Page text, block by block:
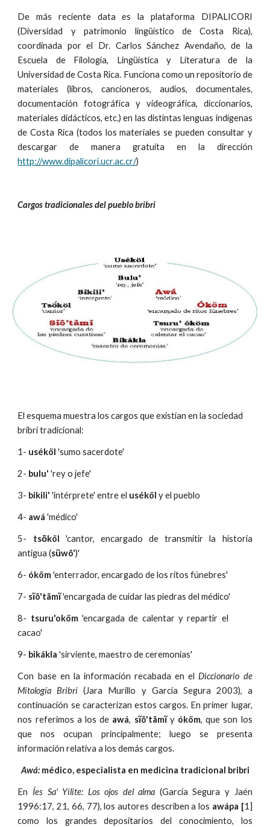
De más reciente data es la plataforma DIPALICORI
(Diversidad y patrimonio lingüístico de Costa Rica),
coordinada por el Dr. Carlos Sánchez Avendaño, de la
Escuela de Filología, Lingüística y Literatura de la
Universidad de Costa Rica. Funciona como un repositorio de
materiales (libros, cancioneros, audios, documentales,
documentación fotográfica y videográfica, diccionarios,
materiales didácticos, etc.) en las distintas lenguas indígenas
de Costa Rica (todos los materiales se pueden consultar y
descargar de manera gratuita en la dirección
http://www.dipalicori.ucr.ac.cr/)
Cargos tradicionales del pueblo bribri
El esquema muestra los cargos que existían en la sociedad
bribri tradicional:
1- uséköl 'sumo sacerdote'
2- bulu' 'rey o jefe'
3- bikili' 'intérprete' entre el uséköl y el pueblo
4- awá 'médico'
5- tsö́köl 'cantor, encargado de transmitir la historia
antigua (sũwõ')'
6- óköm'enterrador, encargado de los ritos fúnebres'
7- sĩõ'tãmĩ'encargada de cuidar las piedras del médico'
8- tsuru'oköm'encargada de calentar y repartir el
cacao'
9- bikákla 'sirviente, maestro de ceremonias'
Con base en la información recabada en elDiccionario de
Mitología Bribri (Jara Murillo y García Segura 2003), a
continuación se caracterizan estos cargos. En primer lugar,
nos referimos a los de awá, sĩõ'tãmĩy óköm, que son los
que nos ocupan principalmente; luego se presenta
información relativa a los demás cargos.
Awá: médico, especialista en medicina tradicional bribri
En Íes Sa' Yilite: Los ojos del alma (García Segura y Jaén
1996:17, 21, 66, 77), los autores describen a los awápa [1]
como los grandes depositarios del conocimiento, los